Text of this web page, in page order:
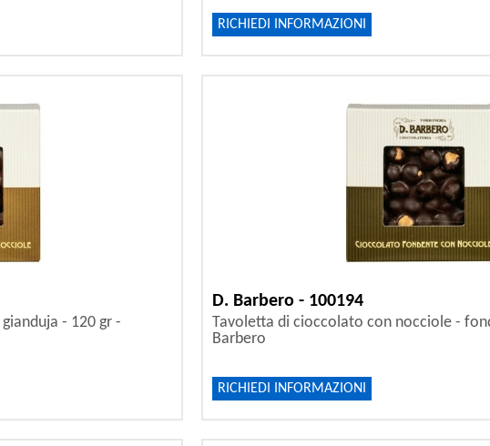
RICHIEDI INFORMAZIONI
- 120 gr -
D. Barbero - 100194
Tavoletta di cioccolato con nocciole -
Barbero
RICHIEDI INFORMAZIONI